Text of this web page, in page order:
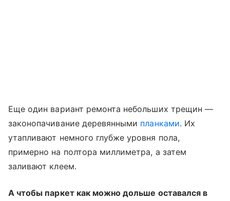
Еще один вариант ремонта небольших трещин —
законопачивание деревянными планками. Их
утапливают немного глубже уровня пола,
примерно на полтора миллиметра, а затем
заливают клеем.
А чтобы паркет как можно дольше оставался в